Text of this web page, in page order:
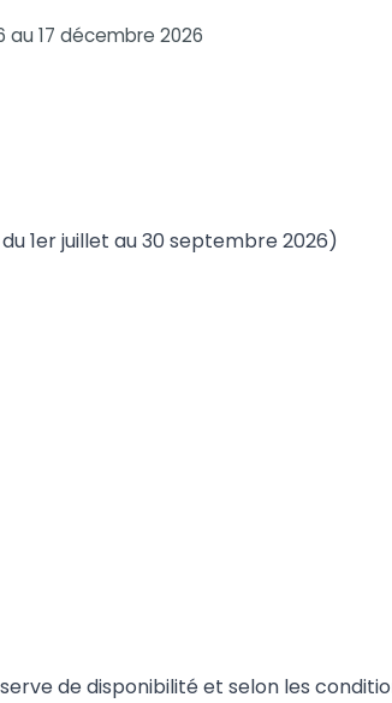
au 17 décembre 2026
1er juillet au 30 septembre 2026)
de disponibilité et selon les